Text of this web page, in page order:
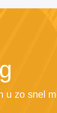
u zo snel